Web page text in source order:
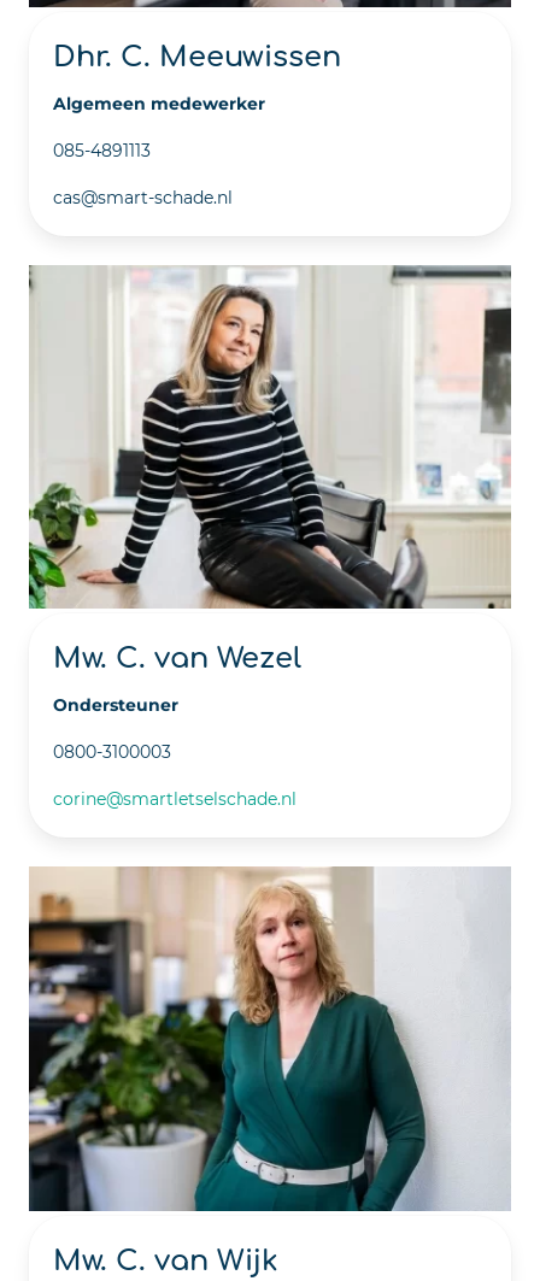
Dhr. C. Meeuwissen
Algemeen medewerker
085-4891113
cas@smart-schade.nl
Mw. C. van Wezel
Ondersteuner
0800-3100003
corine@smartletselschade.nl
Mw. C. van Wijk